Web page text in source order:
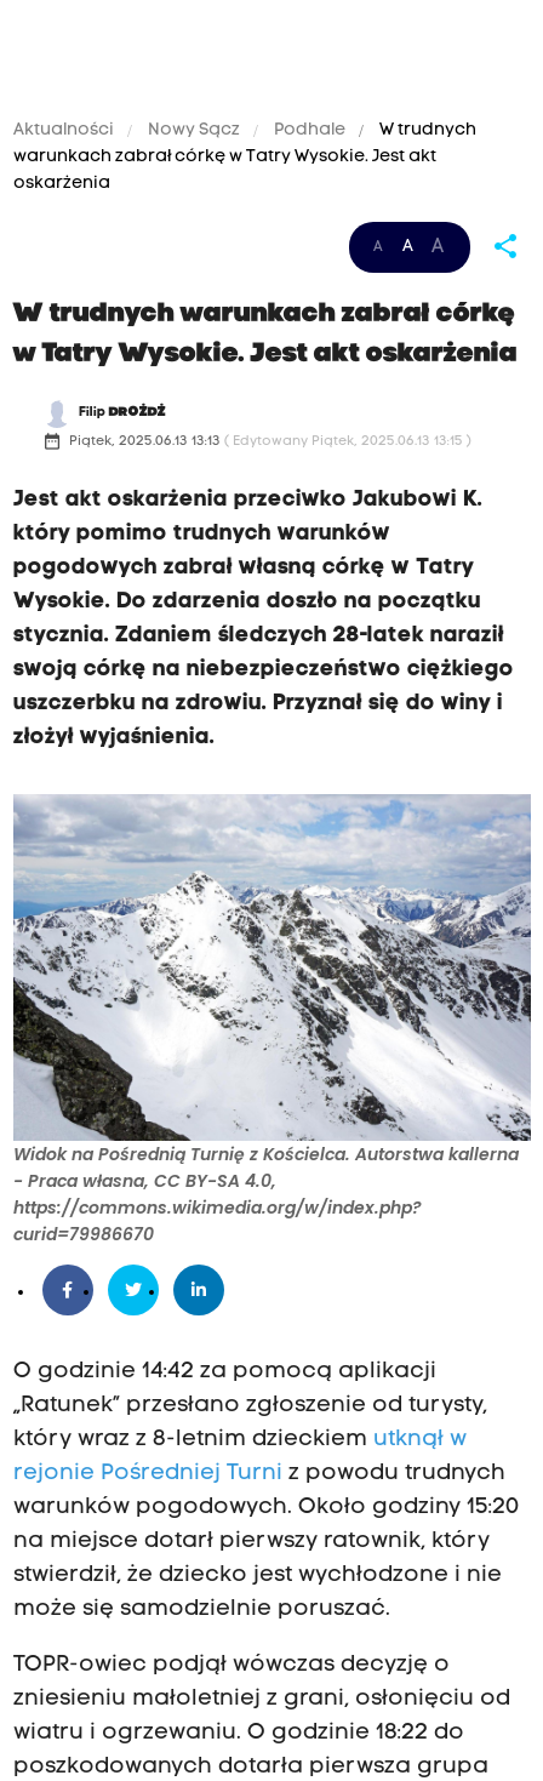
Aktualności Nowy Sącz Podhale
W trudnych
warunkach zabrał córkę w Tatry Wysokie. Jest akt
oskarżenia
A A A share
W trudnych warunkach zabrał córkę
w Tatry Wysokie. Jest akt oskarżenia
Filip DROŻDŻ
date_range Piątek, 2025.06.13 13:13 ( Edytowany Piątek, 2025.06.13 13:15 )
Jest akt oskarżenia przeciwko Jakubowi K.
który pomimo trudnych warunków
pogodowych zabrał własną córkę w Tatry
Wysokie. Do zdarzenia doszło na początku
stycznia. Zdaniem śledczych 28-latek naraził
swoją córkę na niebezpieczeństwo ciężkiego
uszczerbku na zdrowiu. Przyznał się do winy i
złożył wyjaśnienia.
Widok na Pośrednią Turnię z Kościelca. Autorstwa kallerna
- Praca własna, CC BY-SA 4.0,
https://commons.wikimedia.org/w/index.php?
curid=79986670
O godzinie 14:42 za pomocą aplikacji
„Ratunek” przesłano zgłoszenie od turysty,
który wraz z 8-letnim dzieckiem utknął w
rejonie Pośredniej Turni z powodu trudnych
warunków pogodowych. Około godziny 15:20
na miejsce dotarł pierwszy ratownik, który
stwierdził, że dziecko jest wychłodzone i nie
może się samodzielnie poruszać.
TOPR-owiec podjął wówczas decyzję o
zniesieniu małoletniej z grani, osłonięciu od
wiatru i ogrzewaniu. O godzinie 18:22 do
poszkodowanych dotarła pierwsza grupa